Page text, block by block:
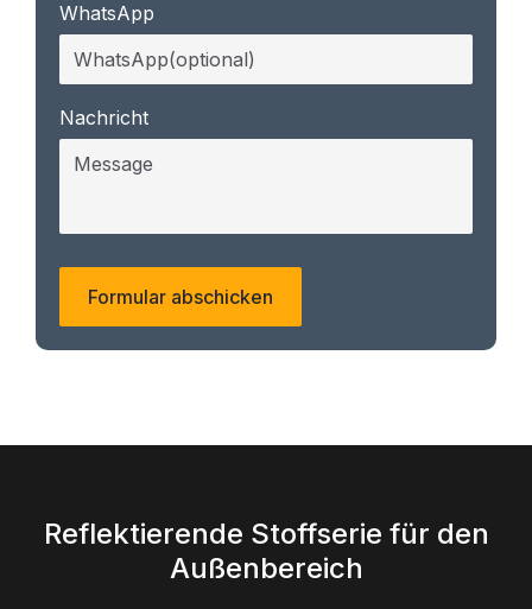
WhatsApp
Nachricht
Reflektierende Stoffserie für den
Außenbereich